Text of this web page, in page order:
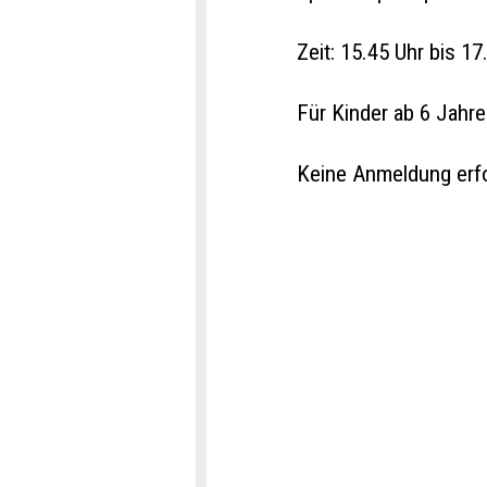
Zeit: 15.45 Uhr bis
Für Kinder ab 6
Keine Anmeldung